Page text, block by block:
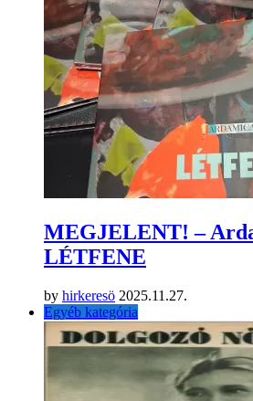
MEGJELENT! –
LÉTFENE
by hirkeresö 2025.11.27.
Egyéb kategória